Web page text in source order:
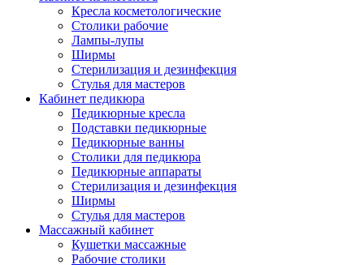
Кресла косметологические
Столики рабочие
Лампы-лупы
Ширмы
Стерилизация и дезинфекция
Стулья для мастеров
Кабинет педикюра
Педикюрные кресла
Подставки педикюрные
Педикюрные ванны
Столики для педикюра
Педикюрные аппараты
Стерилизация и дезинфекция
Ширмы
Стулья для мастеров
Массажный кабинет
Кушетки массажные
Рабочие столики